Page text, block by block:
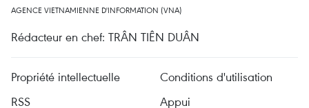
AGENCE VIETNAMIENNE D'INFORMATION (VNA)
Rédacteur en chef: TRÂN TIÊN DUÂN
Propriété intellectuelle
Conditions d'utilisation
RSS
Appui